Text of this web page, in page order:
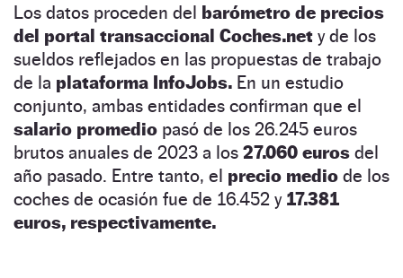
Los datos proceden del barómetro de precios
del portal transaccional Coches.net y de los
sueldos reflejados en las propuestas de trabajo
de la plataforma InfoJobs. En un estudio
conjunto, ambas entidades confirman que el
salario promedio pasó de los 26.245 euros
brutos anuales de 2023 a los 27.060 euros del
año pasado. Entre tanto, el precio medio de los
coches de ocasión fue de 16.452 y 17.381
euros, respectivamente.